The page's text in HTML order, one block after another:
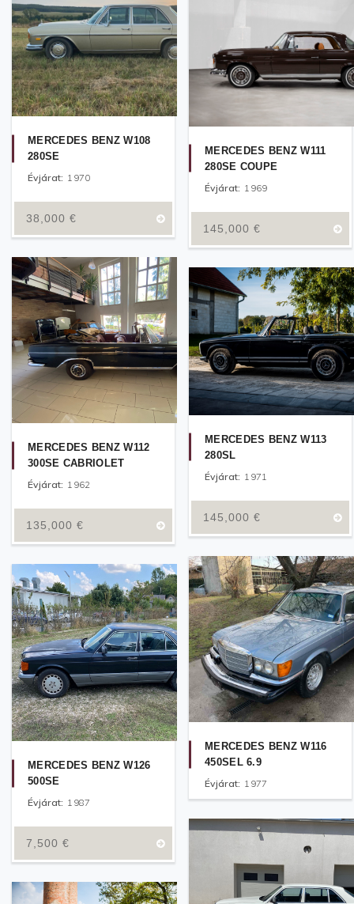
38,000 €
MERCEDES BENZ W108
280SE
Évjárat: 1970
145,000 €
MERCEDES BENZ W111
280SE COUPE
Évjárat: 1969
135,000 €
MERCEDES BENZ W112
300SE CABRIOLET
Évjárat: 1962
145,000 €
MERCEDES BENZ W113
280SL
Évjárat: 1971
MERCEDES BENZ W116
450SEL 6.9
Évjárat: 1977
7,500 €
MERCEDES BENZ W126
500SE
Évjárat: 1987